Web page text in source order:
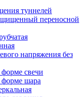
туннелей
переносной
напряжения без
свечи
шара